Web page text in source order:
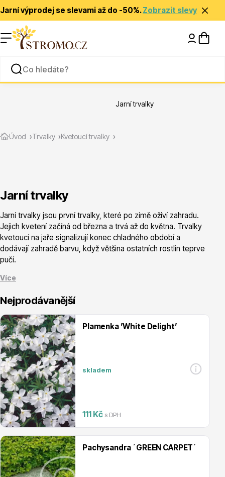
Jarní výprodej se slevami až do -50%.Zobrazit slevy
Rady a tipy
Jehličnany
Vřesovištní rostliny
Vánoční stromky v květináčích a řezané
Magnólie
Úvod Trvalky Kvetoucí trvalky
Jarní trvalky
Jarní trvalky
Jarní trvalky jsou první trvalky, které po zimě oživí zahradu.
Jejich kvetení začíná od března a trvá až do května. Trvalky
kvetoucí na jaře signalizují konec chladného období a
dodávají zahradě barvu, když většina ostatních rostlin teprve
pučí.
Více
Nejprodávanější
Plamenka ’White Delight’
skladem
111 Kč s DPH
Pachysandra ´GREEN CARPET´